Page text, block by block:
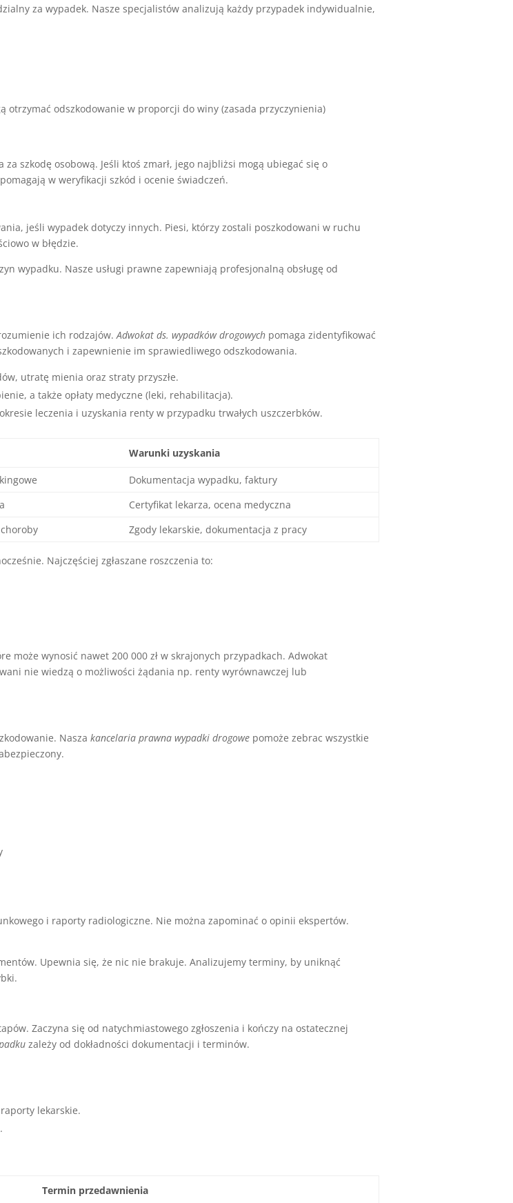
za wypadek. Nasze specjalistów analizują każdy przypadek indywidualnie,
otrzymać odszkodowanie w proporcji do winy (zasada przyczynienia)
szkodę osobową. Jeśli ktoś zmarł, jego najbliżsi mogą ubiegać się o
pomagają w weryfikacji szkód i ocenie świadczeń.
jeśli wypadek dotyczy innych. Piesi, którzy zostali poszkodowani w ruchu
w błędzie.
wypadku. Nasze usługi prawne zapewniają profesjonalną obsługę od
ich rodzajów.Adwokat ds. wypadków drogowych pomaga zidentyfikować
i zapewnienie im sprawiedliwego odszkodowania.
utratę mienia oraz straty przyszłe.
a także opłaty medyczne (leki, rehabilitacja).
leczenia i uzyskania renty w przypadku trwałych uszczerbków.
Warunki uzyskania
Dokumentacja wypadku, faktury
Certyfikat lekarza, ocena medyczna
Zgody lekarskie, dokumentacja z pracy
Najczęściej zgłaszane roszczenia to:
może wynosić nawet 200 000 zł w skrajonych przypadkach. Adwokat
nie wiedzą o możliwości żądania np. renty wyrównawczej lub
Naszakancelaria prawna wypadki drogowe pomoże zebrac wszystkie
i raporty radiologiczne. Nie można zapominać o opinii ekspertów.
Upewnia się, że nic nie brakuje. Analizujemy terminy, by uniknąć
Zaczyna się od natychmiastowego zgłoszenia i kończy na ostatecznej
zależy od dokładności dokumentacji i terminów.
lekarskie.
Termin przedawnienia